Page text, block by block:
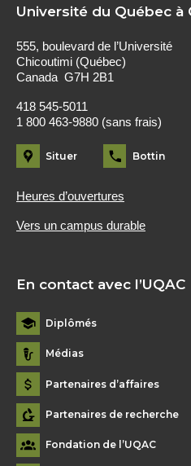
Université du Québec à
555, boulevard de l’Université
Chicoutimi (Québec)
Canada G7H 2B1
418 545-5011
1 800 463-9880 (sans frais)
Situer Bottin
Heures d’ouvertures
Vers un campus durable
En contact avec l’UQAC
Diplômés
Médias
Partenaires d’affaires
Partenaires de recherche
Fondation de l’UQAC